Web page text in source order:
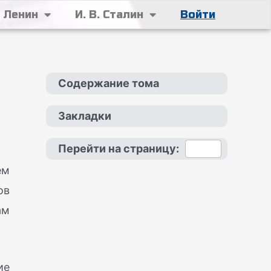
Ленин И. В. Сталин Войти
Содержание тома
Закладки
Перейти на страницу: